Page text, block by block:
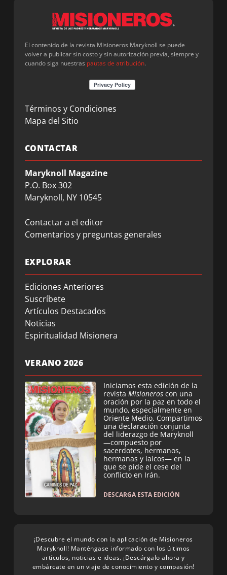
El contenido de la revista Misioneros Maryknoll se puede
volver a publicar sin costo y sin autorización previa, siempre y
cuando siga nuestras pautas de atribución.
Términos y Condiciones
Mapa del Sitio
CONTACTAR
Maryknoll Magazine
P.O. Box 302
Maryknoll, NY 10545
Contactar a el editor
Comentarios y preguntas generales
EXPLORAR
Ediciones Anteriores
Suscríbete
Artículos Destacados
Noticias
Espiritualidad Misionera
VERANO 2026
Iniciamos esta edición de la
revista Misioneros con una
oración por la paz en todo el
mundo, especialmente en
Oriente Medio. Compartimos
una declaración conjunta
del liderazgo de Maryknoll
—compuesto por
sacerdotes, hermanos,
hermanas y laicos— en la
que se pide el cese del
conflicto en Irán.
DESCARGA ESTA EDICIÓN
¡Descubre el mundo con la aplicación de Misioneros
Maryknoll! Manténgase informado con los últimos
artículos, noticias e ideas. ¡Descárgalo ahora y
embárcate en un viaje de conocimiento y compasión!